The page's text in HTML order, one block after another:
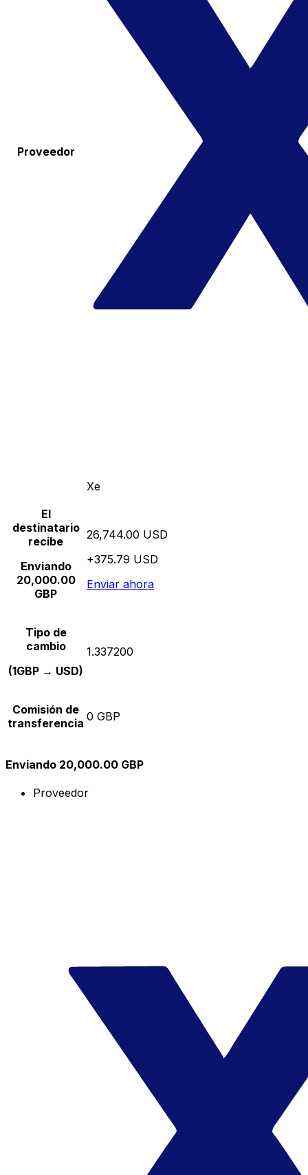
Proveedor
Xe
El
destinatario
recibe
Enviando
20,000.00
GBP
26,744.00 USD
+375.79 USD
Enviar ahora
Tipo de
cambio
(1GBP → USD)
1.337200
Comisión de
transferencia 0 GBP
Enviando 20,000.00 GBP
Proveedor